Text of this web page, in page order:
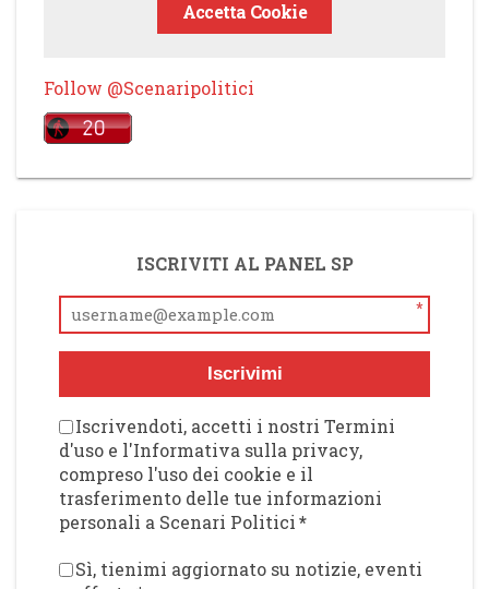
Accetta Cookie
Follow @Scenaripolitici
ISCRIVITI AL PANEL SP
*
Iscrivimi
Iscrivendoti, accetti i nostri Termini
d'uso e l'Informativa sulla privacy,
compreso l'uso dei cookie e il
trasferimento delle tue informazioni
personali a Scenari Politici*
Sì, tienimi aggiornato su notizie, eventi